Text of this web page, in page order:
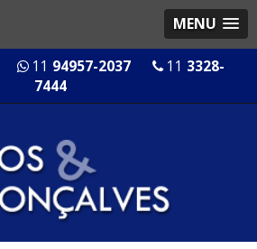
MENU
11 94957-2037 11 3328-
7444